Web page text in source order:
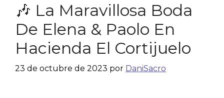
🎶 La Maravillosa Boda
De Elena & Paolo En
Hacienda El Cortijuelo
23 de octubre de 2023 por DaniSacro